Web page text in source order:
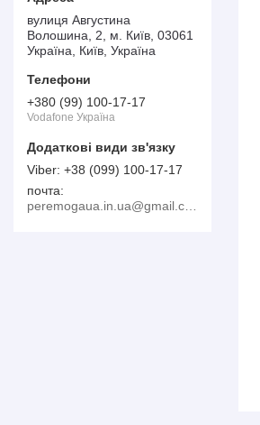
вулиця Августина
Волошина, 2, м. Київ, 03061
Україна, Київ, Україна
+380 (99) 100-17-17
Vodafone Україна
+38 (099) 100-17-17
почта